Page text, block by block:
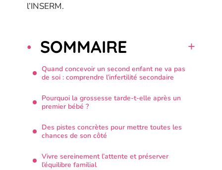
l’INSERM.
SOMMAIRE
Quand concevoir un second enfant ne va pas
de soi : comprendre l’infertilité secondaire
Pourquoi la grossesse tarde-t-elle après un
premier bébé ?
Des pistes concrètes pour mettre toutes les
chances de son côté
Vivre sereinement l’attente et préserver
l’équilibre familial